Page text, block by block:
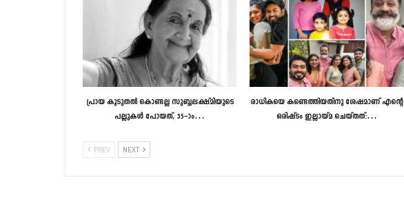
പ്രായ കൂടുതൽ കൊണ്ടല്ല സുബ്ബലക്ഷ്മിയുടെ
പല്ലുകൾ പോയത്, 35–ാം…
രാധികയെ കണ്ടെത്തിയതിനു ശേഷമാണ് എന്റെ
ഒരിഷ്ടം ഇല്ലായ്മ ചെയ്തത്:…
PREV NEXT